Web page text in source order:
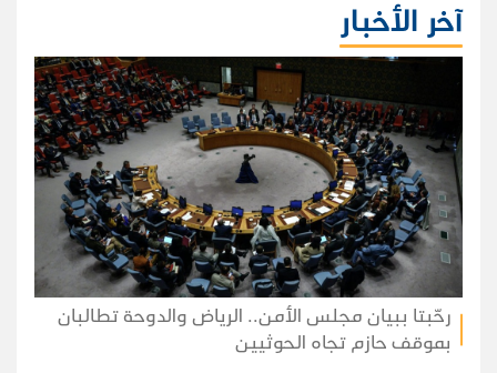
آخر الأخبار
رحّبتا ببيان مجلس الأمن.. الرياض والدوحة تطالبان
بموقف حازم تجاه الحوثيين